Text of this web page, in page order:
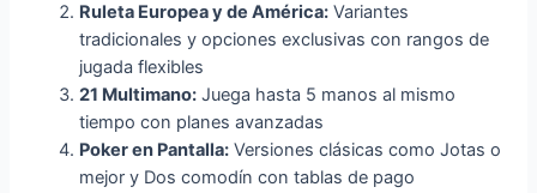
Ruleta Europea y de América: Variantes
tradicionales y opciones exclusivas con rangos de
jugada flexibles
21 Multimano: Juega hasta 5 manos al mismo
tiempo con planes avanzadas
Poker en Pantalla: Versiones clásicas como Jotas o
mejor y Dos comodín con tablas de pago